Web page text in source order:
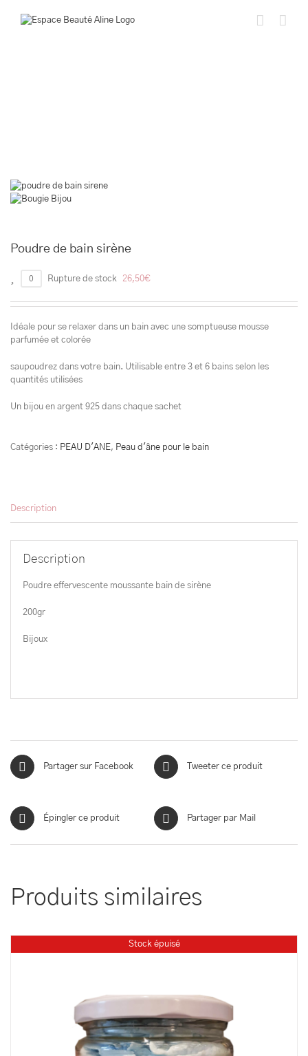
Poudre de bain sirène
0 Rupture de stock 26,50€
Idéale pour se relaxer dans un bain avec une somptueuse mousse
parfumée et colorée
saupoudrez dans votre bain. Utilisable entre 3 et 6 bains selon les
quantités utilisées
Un bijou en argent 925 dans chaque sachet
Catégories : PEAU D'ANE, Peau d'âne pour le bain
Description
Description
Poudre effervescente moussante bain de sirène
200gr
Bijoux
Partager sur Facebook Tweeter ce produit
Épingler ce produit Partager par Mail
Produits similaires
Stock épuisé